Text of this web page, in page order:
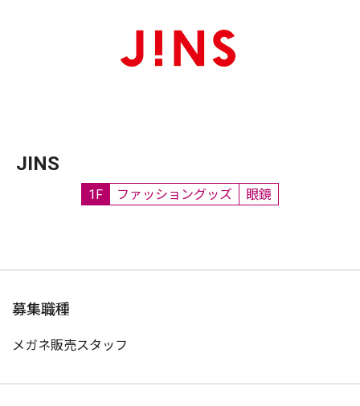
JINS
1F ファッショングッズ 眼鏡
募集職種
メガネ販売スタッフ